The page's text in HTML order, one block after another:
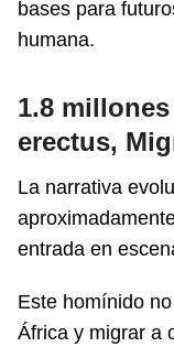
bases para
humana.
1.8
erectus,
La narrativa
entrada en
Este homínido
África y migrar a